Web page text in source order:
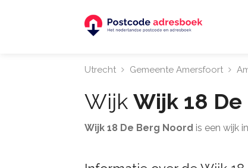
Utrecht Gemeente Amersfoort
Wijk Wijk 18
Wijk 18 De Berg Noord is een wijk